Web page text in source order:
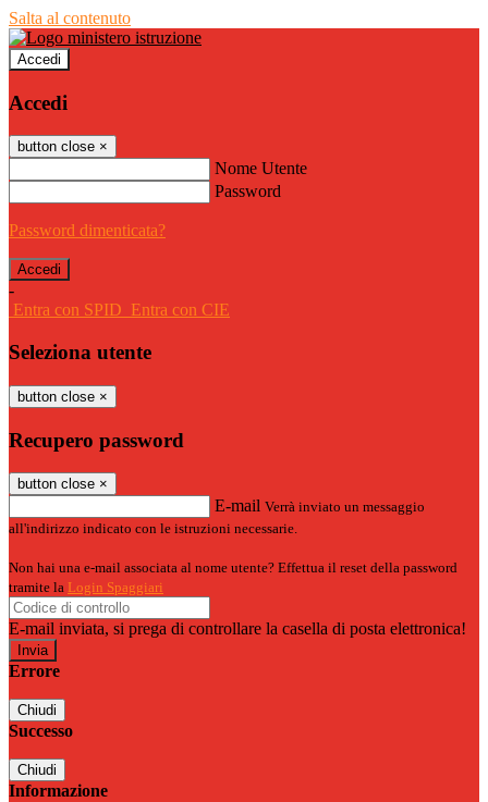
Salta al contenuto
Accedi
Accedi
button close ×
Nome Utente
Password
Password dimenticata?
-
Entra con SPID Entra con CIE
Seleziona utente
button close ×
Recupero password
button close ×
E-mail Verrà inviato un messaggio
all'indirizzo indicato con le istruzioni necessarie.
Non hai una e-mail associata al nome utente? Effettua il reset della password
tramite la Login Spaggiari
E-mail inviata, si prega di controllare la casella di posta elettronica!
Errore
Chiudi
Successo
Chiudi
Informazione